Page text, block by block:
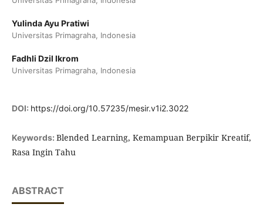
Yulinda Ayu Pratiwi
Universitas Primagraha, Indonesia
Fadhli Dzil Ikrom
Universitas Primagraha, Indonesia
DOI: https://doi.org/10.57235/mesir.v1i2.3022
Keywords: Blended Learning, Kemampuan Berpikir Kreatif,
Rasa Ingin Tahu
ABSTRACT